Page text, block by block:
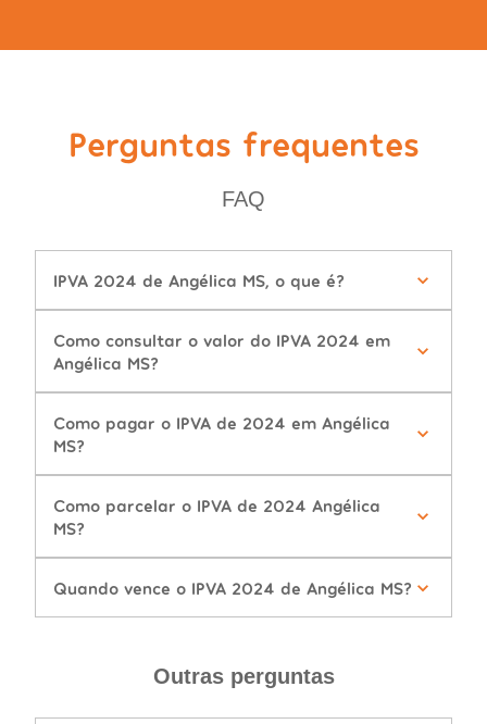
Perguntas frequentes
FAQ
IPVA 2024 de Angélica MS, o que é?
Como consultar o valor do IPVA 2024 em
Angélica MS?
Como pagar o IPVA de 2024 em Angélica
MS?
Como parcelar o IPVA de 2024 Angélica
MS?
Quando vence o IPVA 2024 de Angélica MS?
Outras perguntas